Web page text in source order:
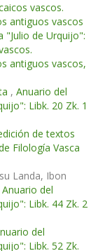
vascos.
antiguos vascos
"Julio de Urquijo":
antiguos vascos,
, Anuario del
Libk. 20 Zk. 1
de textos
Filología Vasca
Landa, Ibon
Anuario del
Libk. 44 Zk. 2
del
Libk. 52 Zk.